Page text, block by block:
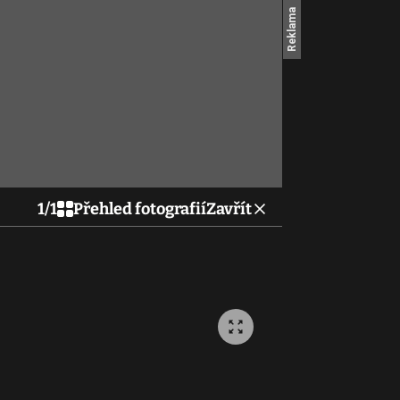
1/1 Přehled fotografiíZavřít